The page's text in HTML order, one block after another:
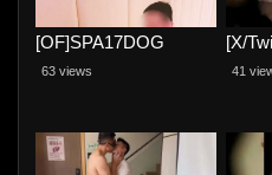
[OF]SPA17DOG
63 views
[X/
41